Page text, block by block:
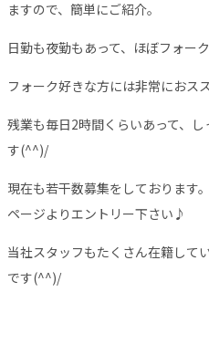
ますので、簡単にご紹介。
日勤も夜勤もあって、ほぼフォー
フォーク好きな方には非常におス
残業も毎日2時間くらいあって、
す(^^)/
現在も若干数募集をしております
ページよりエントリー下さい♪
当社スタッフもたくさん在籍して
です(^^)/